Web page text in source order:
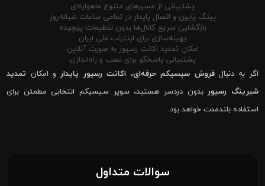
پشتیبانی از مسیرهای متنوع ماهواره‌ای
پینگ پایین و اتصال پایدار در تمامی ساعات شبانه‌روز
بازگشایی سریع کانال‌ها بدون تنظیمات پیچیده
بهینه‌سازی برای اینترنت ملی ایران
امکان تمدید اکانت رسیور به صورت آنلاین
پشتیبانی پاسخگو برای نصب و راه‌اندازی
اگر به دنبالفروش سیسیکم حرفه‌ای، اکانت رسیور پایدارو امکان تمدید
شیرینگ رسیوربدون دردسر هستید، سوپر سیسیکم انتخابی مطمئن برای
استفاده بلندمدت خواهد بود.
سوالات متداول